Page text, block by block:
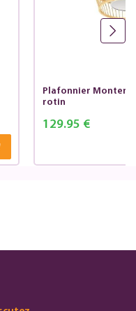
Plafonnier
rotin
129.95 €